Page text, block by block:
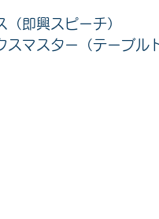
即興スピーチ）
マスター（テーブル